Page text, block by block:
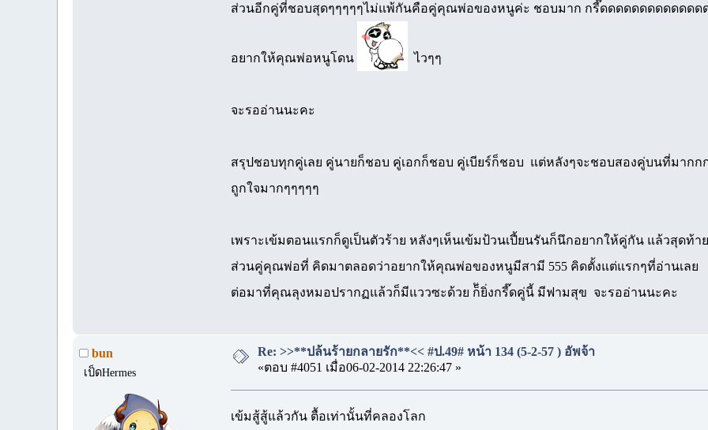
ส่วนอีกคู่ที่ชอบสุดๆๆๆๆๆไม่แพ้กันคือคู่คุณพ่อของหนูค่ะ ชอบมาก กรี๊ดดดดดดดดดดดดด
อยากให้คุณพ่อหนูโดน ไวๆๆ
จะรออ่านนะคะ
สรุปชอบทุกคู่เลย คู่นายก็ชอบ คู่เอกก็ชอบ คู่เบียร์ก็ชอบ แต่หลังๆจะชอบสองคู่บนที่มากก
ถูกใจมากๆๆๆๆๆ
เพราะเข้มตอนแรกก็ดูเป็นตัวร้าย หลังๆเห็นเข้มป้วนเปี้ยนรันก็นึกอยากให้คู่กัน แล้วสุดท้
ส่วนคู่คุณพ่อที่ คิดมาตลอดว่าอยากให้คุณพ่อของหนูมีสามี 555 คิดตั้งแต่แรกๆที่อ่านเลย
ต่อมาที่คุณลุงหมอปรากฏแล้วก็มีแววซะด้วย ก็ัยิ่งกรี๊ดคู่นี้ มีฟามสุข จะรออ่านนะคะ
bun
เป็ดHermes
Re: >>**ปล้นร้ายกลายรัก**<< #ป.49# หน้า 134 (5-2-57 ) อัพจ้า
«ตอบ #4051 เมื่อ06-02-2014 22:26:47 »
เข้มสู้สู้แล้วกัน ตื้อเท่านั้นที่คลองโลก